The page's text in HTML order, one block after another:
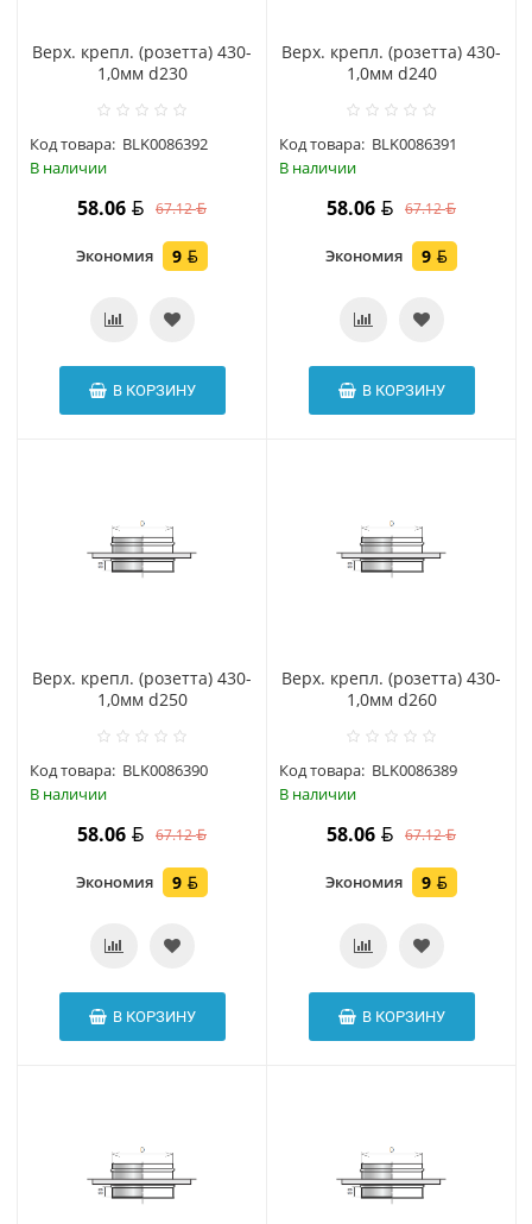
Верх. крепл. (розетта) 430-
1,0мм d230
Код товара: BLK0086392
В наличии
58.06 67.12
Экономия 9
В КОРЗИНУ
Верх. крепл. (розетта) 430-
1,0мм d240
Код товара: BLK0086391
В наличии
58.06 67.12
Экономия 9
В КОРЗИНУ
Верх. крепл. (розетта) 430-
1,0мм d250
Код товара: BLK0086390
В наличии
58.06 67.12
Экономия 9
В КОРЗИНУ
Верх. крепл. (розетта) 430-
1,0мм d260
Код товара: BLK0086389
В наличии
58.06 67.12
Экономия 9
В КОРЗИНУ